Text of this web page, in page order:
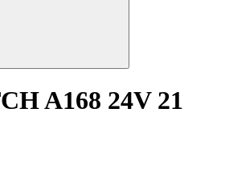
A168 24V 21